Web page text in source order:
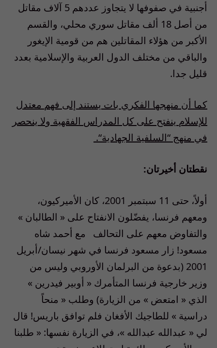
أجنبية في صفوفها لا يتجاوز عددهم
آلاف مقاتل
من أصل
ألف مقاتل سوري محلي، والقسم
الأكبر من هؤلاء المقاتلين هم من قومية الإيغور
والباقي من مختلف الدول العربية والإسلامية بعدد
قليل جدا.
كما أن منهجها الفكري بات يستند إلى فهم معتدل
للإسلام ينفتح على كل المدراس الفقهية ولا ينحصر
في منهج “السلفية الجهادية“.
نقطتان أخيرتان:
أولاً، حتى سبتمبر
، كان الأميركيون،
ومعهم فرنسا، يفضّلون الانفتاح على « الطالبان »
والتفاوض معهم على التحالف
مع أحمد شاه
مسعود! زار مسعود فرنسا في شهر نيسان/أبريل
2001 ( بدعوة من البرلمان الأوروبي وليس من
وزير خارجية فرنسا المتأمرك « أوبير فيدرين »
الذي « امتعض » من الزيارة) وطلب « منحاً
دراسية » للطاجيك الأفغان فلم توافق باريس! قال
لي « عبدالله عبدالله »، في الزيارة نفسها: « طلبنا